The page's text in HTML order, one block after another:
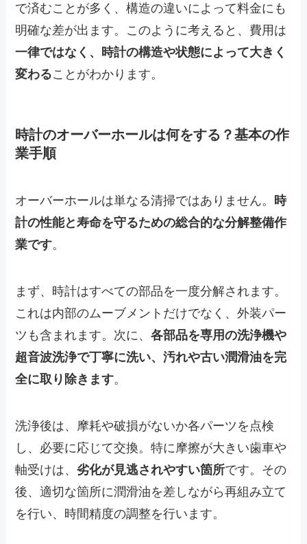
で済むことが多く、構造の違いによって料金にも
明確な差が出ます。このように考えると、費用は
一律ではなく、時計の構造や状態によって大きく
変わることがわかります。
時計のオーバーホールは何をする？基本の作
業手順
オーバーホールは単なる清掃ではありません。 時
計の性能と寿命を守るための総合的な分解整備作
業です。
まず、時計はすべての部品を一度分解されます。
これは内部のムーブメントだけでなく、外装パー
ツも含まれます。次に、各部品を専用の洗浄機や
超音波洗浄で丁寧に洗い、汚れや古い潤滑油を完
全に取り除きます。
洗浄後は、摩耗や破損がないか各パーツを点検
し、必要に応じて交換。特に摩擦が大きい歯車や
軸受けは、劣化が見逃されやすい箇所です。その
後、適切な箇所に潤滑油を差しながら再組み立て
を行い、時間精度の調整を行います。